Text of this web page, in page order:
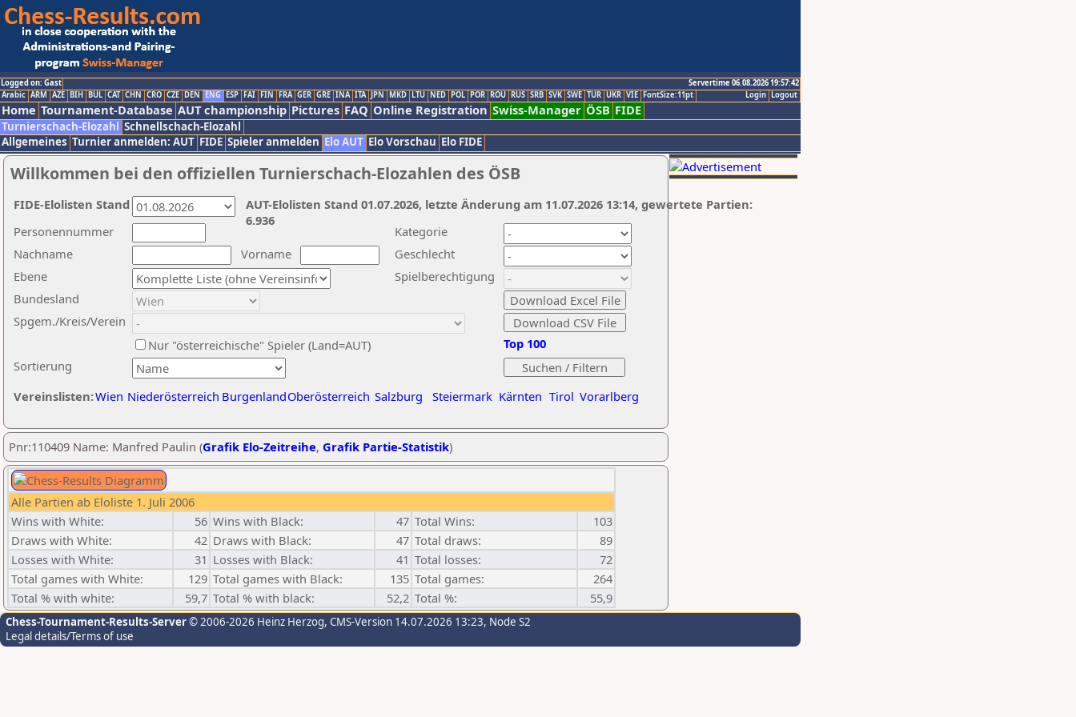
Logged on: Gast
Servertime 06.08.2026 19:57:42
Logout
Login
Arabic ARM AZE BIH BUL CAT CHN CRO CZE DEN ENG ESP FAI FIN FRA GER GRE INA ITA JPN MKD LTU NED POL POR ROU RUS SRB SVK SWE TUR UKR VIE FontSize:11pt
Home Tournament-Database AUT championship Pictures FAQ Online Registration Swiss-Manager ÖSB FIDE
Turnierschach-Elozahl Schnellschach-Elozahl
Allgemeines Turnier anmelden: AUT FIDE Spieler anmelden Elo AUT Elo Vorschau Elo FIDE
Willkommen bei den offiziellen Turnierschach-Elozahlen des ÖSB
Nachname
Vorname
Ebene
Kategorie
Sortierung
Personennummer
Bundesland
Spgem./Kreis/Verein
Geschlecht
Nur "österreichische" Spieler (Land=AUT)
Spielberechtigung
Vereinslisten:Wien Niederösterreich BurgenlandOberösterreich Salzburg Steiermark Kärnten Tirol Vorarlberg
Top 100
AUT-Elolisten Stand 01.07.2026, letzte Änderung am 11.07.2026 13:14, gewertete Partien:
6.936
FIDE-Elolisten Stand
Pnr:110409 Name: Manfred Paulin (Grafik Elo-Zeitreihe, Grafik Partie-Statistik)
Alle Partien ab Eloliste 1. Juli 2006
Wins with White:
56 Wins with Black: 47 Total Wins:
103
Draws with White:
42 Draws with Black: 47 Total draws:
89
Losses with White:
31 Losses with Black: 41 Total losses:
72
Total games with White:
129 Total games with Black: 135 Total games:
264
Total % with white:
59,7 Total % with black: 52,2 Total %: 55,9
Chess-Tournament-Results-Server© 2006-2026 Heinz Herzog, CMS-Version 14.07.2026 13:23, Node S2
Legal details/Terms of use